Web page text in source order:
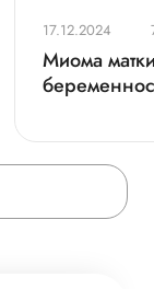
17.12.2024
Миома